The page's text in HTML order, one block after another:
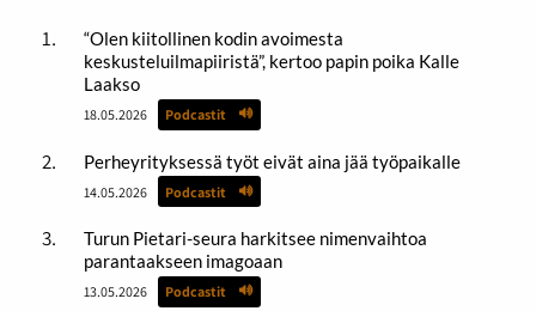
“Olen kiitollinen kodin avoimesta
keskusteluilmapiiristä”, kertoo papin poika Kalle
Laakso
18.05.2026 Podcastit
Perheyrityksessä työt eivät aina jää työpaikalle
14.05.2026 Podcastit
Turun Pietari-seura harkitsee nimenvaihtoa
parantaakseen imagoaan
13.05.2026 Podcastit